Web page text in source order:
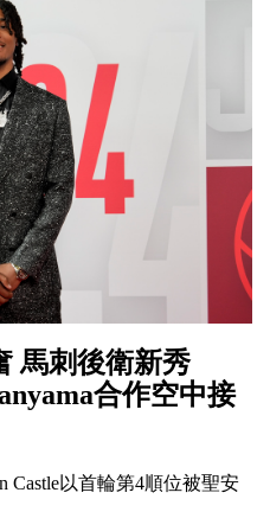
馬刺後衛新秀
合作空中接
Castle以首輪第4順位被聖安